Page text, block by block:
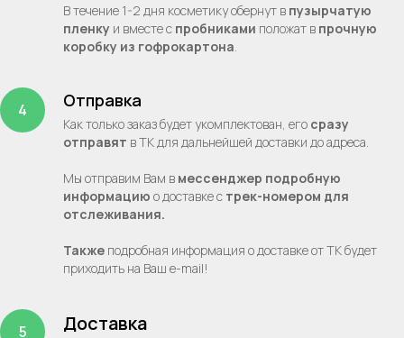
В течение 1-2 дня косметику обернут в пузырчатую
пленку и вместе с пробниками положат в прочную
коробку из гофрокартона.
Отправка
Как только заказ будет укомплектован, его сразу
отправят в ТК для дальнейшей доставки до адреса.
Мы отправим Вам в мессенджер подробную
информацию о доставке с трек-номером для
отслеживания.
Также подробная информация о доставке от ТК будет
приходить на Ваш e-mail!
Доставка